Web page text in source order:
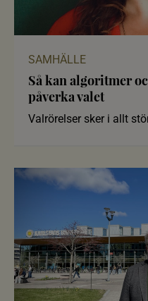
SAMHÄLLE
Så kan algoritmer
påverka valet
Valrörelser sker i allt